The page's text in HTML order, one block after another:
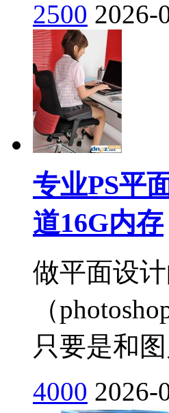
2500 2026-
专业PS平
道16G内存
做平面设
（
只要是和
4000 2026-